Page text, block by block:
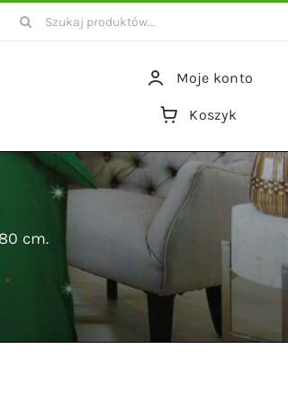
Szukaj
Moje konto
Koszyk
cm.